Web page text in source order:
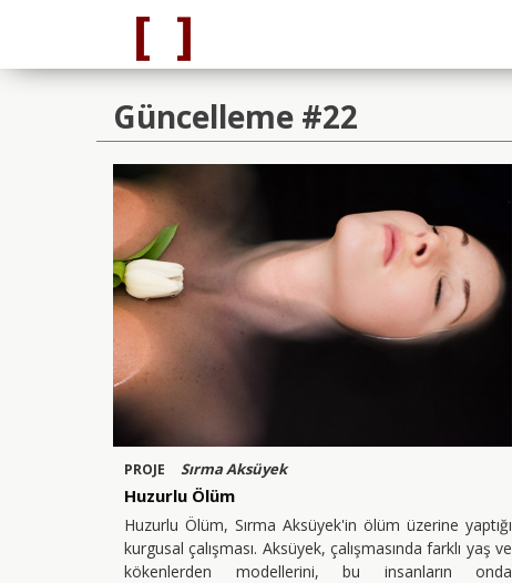
Güncelleme #22
PROJE Sırma Aksüyek
Huzurlu Ölüm
Huzurlu Ölüm, Sırma Aksüyek'in ölüm üzerine yaptığı
kurgusal çalışması. Aksüyek, çalışmasında farklı yaş ve
kökenlerden modellerini, bu insanların onda